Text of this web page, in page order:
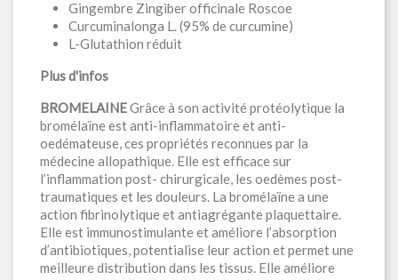
Gingembre Zingiber officinale Roscoe
Curcuminalonga L. (95% de curcumine)
L-Glutathion réduit
Plus d'infos
BROMELAINEGrâce à son activité protéolytique la
bromélaïne est anti-inflammatoire et anti-
oedémateuse, ces propriétés reconnues par la
médecine allopathique. Elle est efficace sur
l’inflammation post- chirurgicale, les oedèmes post-
traumatiques et les douleurs. La bromélaïne a une
action fibrinolytique et antiagrégante plaquettaire.
Elle est immunostimulante et améliore l’absorption
d’antibiotiques, potentialise leur action et permet une
meilleure distribution dans les tissus. Elle améliore